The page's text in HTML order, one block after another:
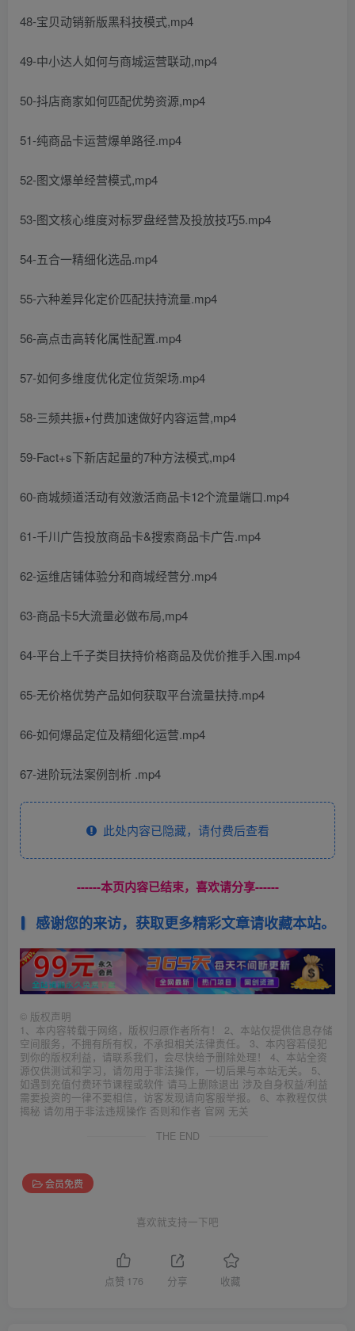
48-宝贝动销新版黑科技模式,mp4
49-中小达人如何与商城运营联动,mp4
50-抖店商家如何匹配优势资源,mp4
51-纯商品卡运营爆单路径.mp4
52-图文爆单经营模式,mp4
53-图文核心维度对标罗盘经营及投放技巧5.mp4
54-五合一精细化选品.mp4
55-六种差异化定价匹配扶持流量.mp4
56-高点击高转化属性配置.mp4
57-如何多维度优化定位货架场.mp4
58-三频共振+付费加速做好内容运营,mp4
59-Fact+s下新店起量的7种方法模式,mp4
60-商城频道活动有效激活商品卡12个流量端口.mp4
61-千川广告投放商品卡&搜索商品卡广告.mp4
62-运维店铺体验分和商城经营分.mp4
63-商品卡5大流量必做布局,mp4
64-平台上千子类目扶持价格商品及优价推手入围.mp4
65-无价格优势产品如何获取平台流量扶持.mp4
66-如何爆品定位及精细化运营.mp4
67-进阶玩法案例剖析 .mp4
此处内容已隐藏，请付费后查看
------本页内容已结束，喜欢请分享------
感谢您的来访，获取更多精彩文章请收藏本站。
© 版权声明
1、本内容转载于网络，版权归原作者所有！ 2、本站仅提供信息存储
空间服务，不拥有所有权，不承担相关法律责任。 3、本内容若侵犯
到你的版权利益，请联系我们，会尽快给予删除处理！ 4、本站全资
源仅供测试和学习，请勿用于非法操作，一切后果与本站无关。 5、
如遇到充值付费环节课程或软件 请马上删除退出 涉及自身权益/利益
需要投资的一律不要相信，访客发现请向客服举报。 6、本教程仅供
揭秘 请勿用于非法违规操作 否则和作者 官网 无关
THE END
会员免费
喜欢就支持一下吧
点赞 176 分享 收藏